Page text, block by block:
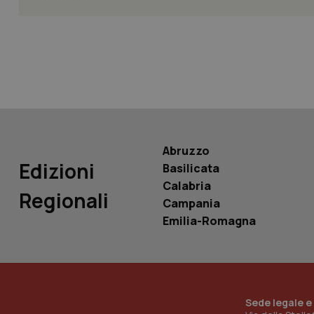
Edizioni
Regionali
Abruzzo
Basilicata
Calabria
Campania
Emilia-Romagna
Sede legale
_ga_KM60CM4NPH